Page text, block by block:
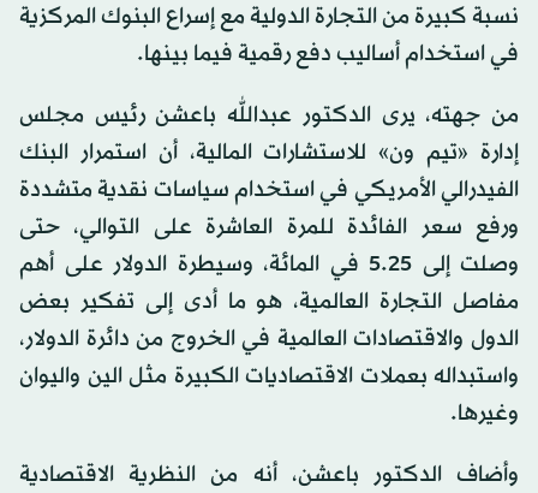
نسبة كبيرة من التجارة الدولية مع إسراع البنوك المركزية
في استخدام أساليب دفع رقمية فيما بينها.
من جهته، يرى الدكتور عبدالله باعشن رئيس مجلس
إدارة «تيم ون» للاستشارات المالية، أن استمرار البنك
الفيدرالي الأمريكي في استخدام سياسات نقدية متشددة
ورفع سعر الفائدة للمرة العاشرة على التوالي، حتى
وصلت إلى 5.25 في المائة، وسيطرة الدولار على أهم
مفاصل التجارة العالمية، هو ما أدى إلى تفكير بعض
الدول والاقتصادات العالمية في الخروج من دائرة الدولار،
واستبداله بعملات الاقتصاديات الكبيرة مثل الين واليوان
وغيرها.
وأضاف الدكتور باعشن، أنه من النظرية الاقتصادية